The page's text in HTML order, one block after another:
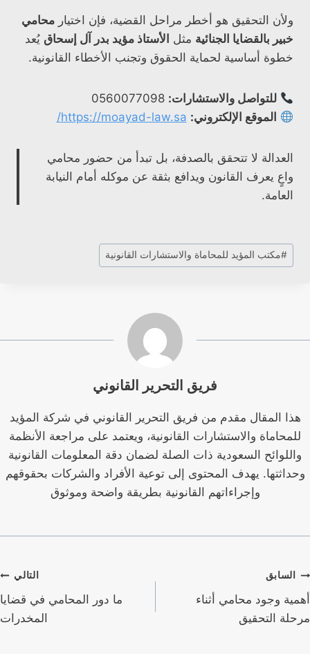
ولأن التحقيق هو أخطر مراحل القضية، فإن اختيار محامي
خبير بالقضايا الجنائية مثل الأستاذ مؤيد بدر آل إسحاق يُعد
خطوة أساسية لحماية الحقوق وتجنب الأخطاء القانونية.
للتواصل والاستشارات: 0560077098
الموقع الإلكتروني: https://moayad-law.sa/
العدالة لا تتحقق بالصدفة، بل تبدأ من حضور محامي
واعٍ يعرف القانون ويدافع بثقة عن موكله أمام النيابة
العامة.
وسوم
المقال:
#مكتب المؤيد للمحاماة والاستشارات القانونية
فريق التحرير القانوني
هذا المقال مقدم من فريق التحرير القانوني في شركة المؤيد
للمحاماة والاستشارات القانونية، ويعتمد على مراجعة الأنظمة
واللوائح السعودية ذات الصلة لضمان دقة المعلومات القانونية
وحداثتها. يهدف المحتوى إلى توعية الأفراد والشركات بحقوقهم
وإجراءاتهم القانونية بطريقة واضحة وموثوق
تصفّح
المقالات
السابق
أهمية وجود محامي أثناء
مرحلة التحقيق
التالي
ما دور المحامي في قضايا
المخدرات